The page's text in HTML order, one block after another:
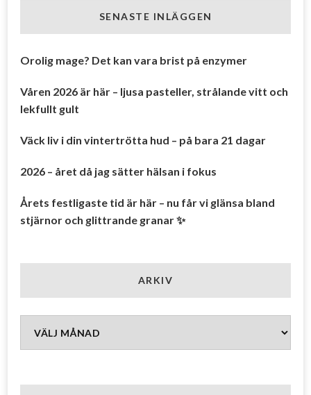
SENASTE INLÄGGEN
Orolig mage? Det kan vara brist på enzymer
Våren 2026 är här – ljusa pasteller, strålande vitt och
lekfullt gult
Väck liv i din vintertrötta hud – på bara 21 dagar
2026 – året då jag sätter hälsan i fokus
Årets festligaste tid är här – nu får vi glänsa bland
stjärnor och glittrande granar ✨
ARKIV
Arkiv